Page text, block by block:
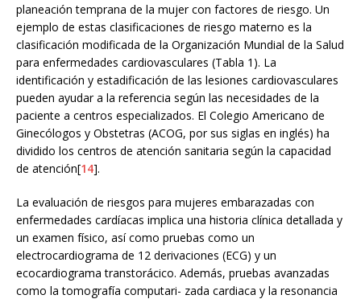
planeación temprana de la mujer con factores de riesgo. Un
ejemplo de estas clasificaciones de riesgo materno es la
clasificación modificada de la Organización Mundial de la Salud
para enfermedades cardiovasculares (Tabla 1). La
identificación y estadificación de las lesiones cardiovasculares
pueden ayudar a la referencia según las necesidades de la
paciente a centros especializados. El Colegio Americano de
Ginecólogos y Obstetras (ACOG, por sus siglas en inglés) ha
dividido los centros de atención sanitaria según la capacidad
de atención[14].
La evaluación de riesgos para mujeres embarazadas con
enfermedades cardíacas implica una historia clínica detallada y
un examen físico, así como pruebas como un
electrocardiograma de 12 derivaciones (ECG) y un
ecocardiograma transtorácico. Además, pruebas avanzadas
como la tomografía computari- zada cardiaca y la resonancia